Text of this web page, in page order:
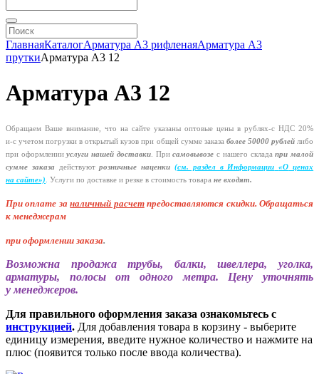
ГлавнаяКаталогАрматура А3 рифленаяАрматура А3
пруткиАрматура А3 12
Арматура А3 12
Обращаем Ваше внимание, что на сайте указаны оптовые цены в рублях-с НДС 20%
и-с учетом погрузки в открытый кузов при общей сумме заказа более 50000 рублейлибо
при оформленииуслуги нашей доставки. Присамовывозе с нашего складапри малой
сумме заказа
действуютрозничные наценки (см. раздел в Информации «О ценах
на сайте»). Услуги по доставке и резке в стоимость товара не входят.
При оплате заналичный расчет предоставляются скидки. Обращаться
к менеджерам
при оформлении заказа.
Возможна продажа трубы, балки, швеллера, уголка,
арматуры, полосы от одного метра. Цену уточнять
у менеджеров.
Для правильного оформления заказа ознакомьтесь с
инструкцией. Для добавления товара в корзину - выберите
единицу измерения, введите нужное количество и нажмите на
плюс (появится только после ввода количества).